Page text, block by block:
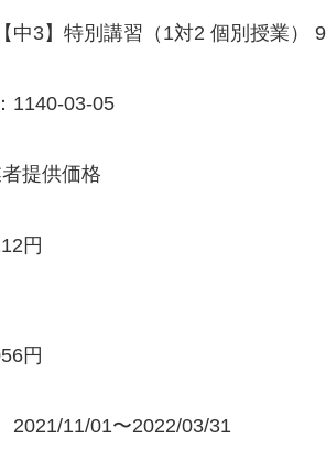
中3】特別講習（1対2 個別授業）
1140-03-05
提供価格
円
円
11/01〜2022/03/31